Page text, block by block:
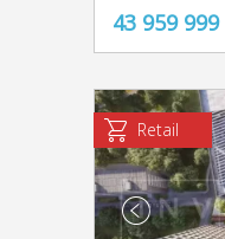
43 959 999
Retail